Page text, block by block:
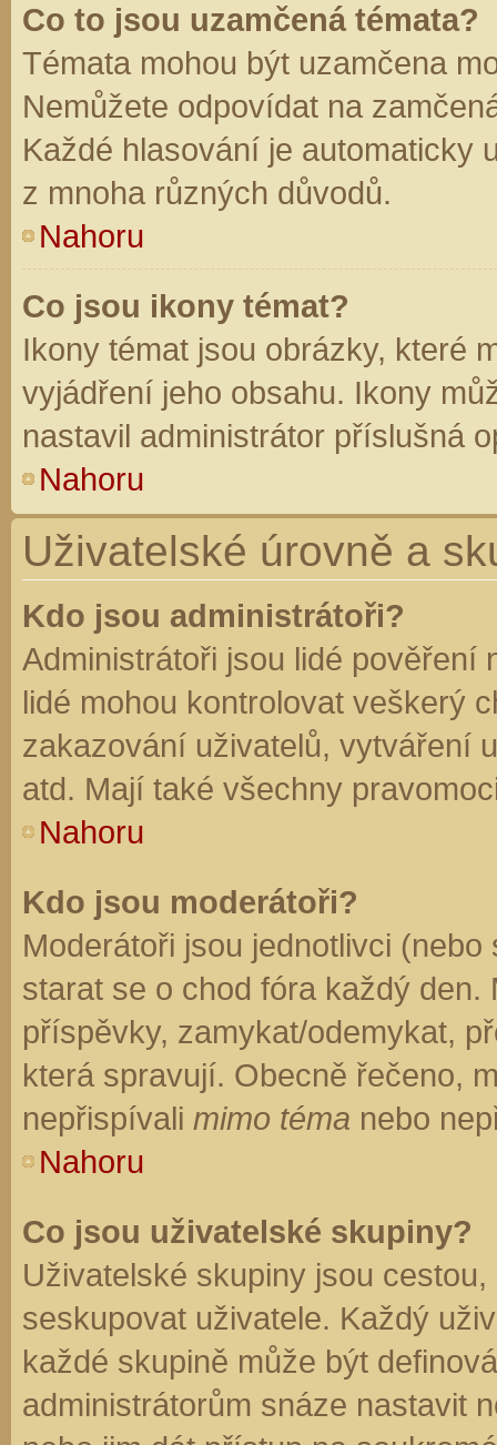
Co to jsou uzamčená témata?
Témata mohou být uzamčena
Nemůžete odpovídat na
Každé hlasování je automaticky
z mnoha různých důvodů.
Nahoru
Co jsou ikony témat?
Ikony témat jsou obrázky, které
vyjádření jeho obsahu. Ikony
nastavil administrátor příslušná
Nahoru
Uživatelské úrovně a
Kdo jsou administrátoři?
Administrátoři jsou lidé pověření
lidé mohou kontrolovat veškerý
zakazování uživatelů, vytváření
atd. Mají také všechny
Nahoru
Kdo jsou moderátoři?
Moderátoři jsou jednotlivci
starat se o chod fóra každý
příspěvky, zamykat/odemykat,
která spravují. Obecně řečeno,
nepřispívali mimo téma nebo
Nahoru
Co jsou uživatelské skupiny?
Uživatelské skupiny jsou
seskupovat uživatele. Každý
každé skupině může být
administrátorům snáze nastavit